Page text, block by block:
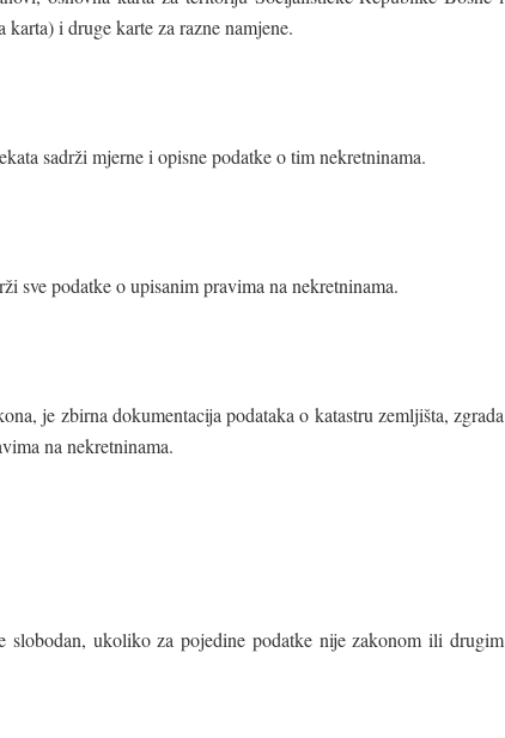
i druge karte za razne namjene.
sadrži mjerne i opisne podatke o tim nekretninama.
sve podatke o upisanim pravima na nekretninama.
je zbirna dokumentacija podataka o katastru zemljišta, zgrada
na nekretninama.
slobodan, ukoliko za pojedine podatke nije zakonom ili drugim